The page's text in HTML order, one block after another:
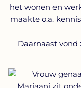
het wonen en
maakte o.a.
Daarnaast vond